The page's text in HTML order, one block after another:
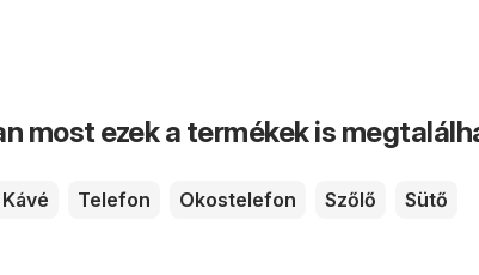
most ezek a termékek is
Kávé Telefon Okostelefon Szőlő
Sütő